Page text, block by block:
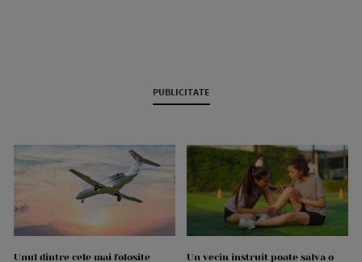
PUBLICITATE
Unul dintre cele mai folosite
Un vecin instruit poate salva o